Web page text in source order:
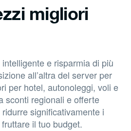
migliori
e risparmia di più
all’altra del server per
per hotel, autonoleggi, voli e
sconti regionali e offerte
significativamente i
il tuo budget.